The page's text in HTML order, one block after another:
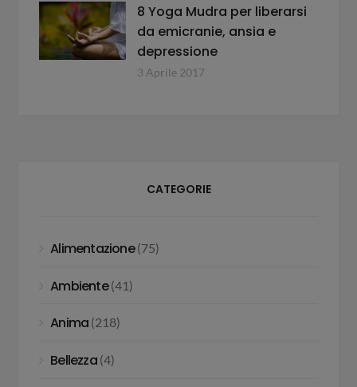
8 Yoga Mudra per liberarsi
da emicranie, ansia e
depressione
3 Aprile 2017
CATEGORIE
Alimentazione(75)
Ambiente(41)
Anima (218)
Bellezza(4)